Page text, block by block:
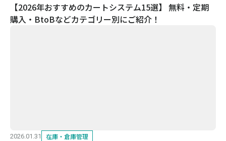
【2026年おすすめのカートシステム15選】 無料・定期
購入・BtoBなどカテゴリー別にご紹介！
2026.01.31 在庫・倉庫管理